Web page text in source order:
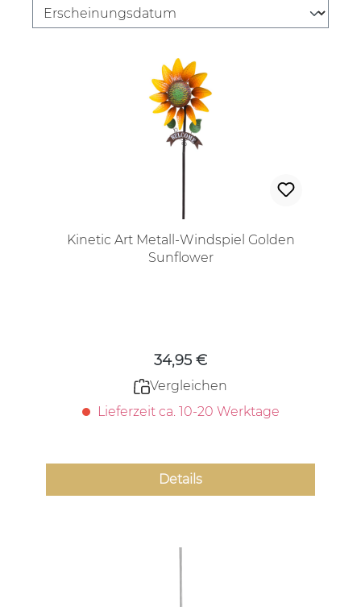
Kinetic Art Metall-Windspiel Golden
Sunflower
34,95 €
Vergleichen
Lieferzeit ca. 10-20 Werktage
Details